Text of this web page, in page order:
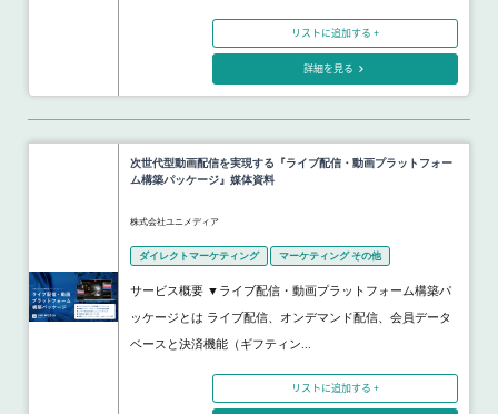
リストに追加する +
詳細を見る
次世代型動画配信を実現する『ライブ配信・動画プラットフォー
ム構築パッケージ』媒体資料
株式会社ユニメディア
ダイレクトマーケティング マーケティング その他
サービス概要 ▼ライブ配信・動画プラットフォーム構築パ
ッケージとは ライブ配信、オンデマンド配信、会員データ
ベースと決済機能（ギフティン...
リストに追加する +